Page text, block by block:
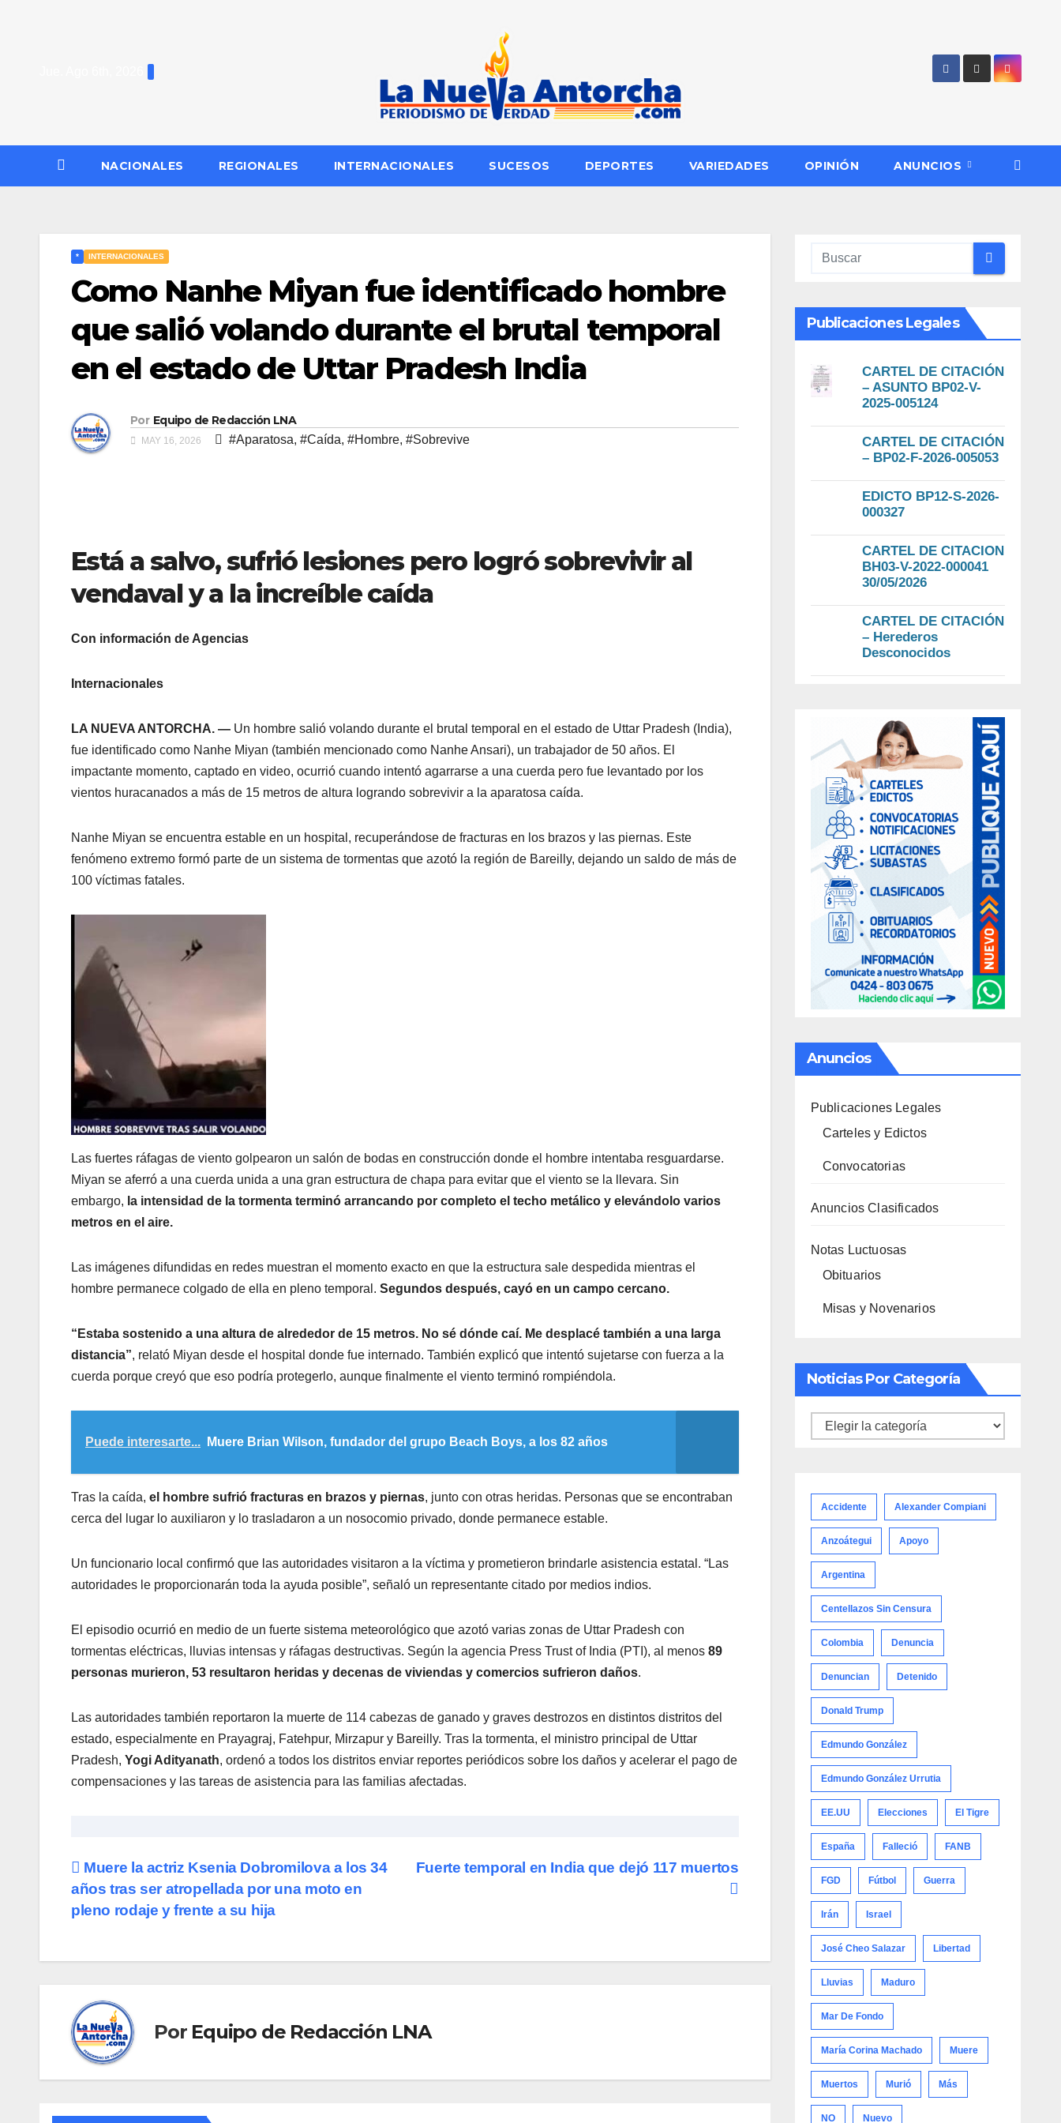
NACIONALES REGIONALES INTERNACIONALES SUCESOS DEPORTES VARIEDADES OPINIÓN ANUNCIOS
* INTERNACIONALES
Como Nanhe Miyan fue identificado hombre
que salió volando durante el brutal temporal
en el estado de Uttar Pradesh India
Por Equipo de Redacción LNA
MAY 16, 2026 #Aparatosa, #Caída, #Hombre, #Sobrevive
Está a salvo, sufrió lesiones pero logró sobrevivir al
vendaval y a la increíble caída
Con información de Agencias
Internacionales
LA NUEVA ANTORCHA. — Un hombre salió volando durante el brutal temporal en el estado de Uttar Pradesh (India),
fue identificado como Nanhe Miyan (también mencionado como Nanhe Ansari), un trabajador de 50 años. El
impactante momento, captado en video, ocurrió cuando intentó agarrarse a una cuerda pero fue levantado por los
vientos huracanados a más de 15 metros de altura logrando sobrevivir a la aparatosa caída.
Nanhe Miyan se encuentra estable en un hospital, recuperándose de fracturas en los brazos y las piernas. Este
fenómeno extremo formó parte de un sistema de tormentas que azotó la región de Bareilly, dejando un saldo de más de
100 víctimas fatales.
Las fuertes ráfagas de viento golpearon un salón de bodas en construcción donde el hombre intentaba resguardarse.
Miyan se aferró a una cuerda unida a una gran estructura de chapa para evitar que el viento se la llevara. Sin
embargo, la intensidad de la tormenta terminó arrancando por completo el techo metálico y elevándolo varios
metros en el aire.
Las imágenes difundidas en redes muestran el momento exacto en que la estructura sale despedida mientras el
hombre permanece colgado de ella en pleno temporal. Segundos después, cayó en un campo cercano.
“Estaba sostenido a una altura de alrededor de 15 metros. No sé dónde caí. Me desplacé también a una larga
distancia”, relató Miyan desde el hospital donde fue internado. También explicó que intentó sujetarse con fuerza a la
cuerda porque creyó que eso podría protegerlo, aunque finalmente el viento terminó rompiéndola.
Puede interesarte... Muere Brian Wilson, fundador del grupo Beach Boys, a los 82 años
Tras la caída, el hombre sufrió fracturas en brazos y piernas, junto con otras heridas. Personas que se encontraban
cerca del lugar lo auxiliaron y lo trasladaron a un nosocomio privado, donde permanece estable.
Un funcionario local confirmó que las autoridades visitaron a la víctima y prometieron brindarle asistencia estatal. “Las
autoridades le proporcionarán toda la ayuda posible”, señaló un representante citado por medios indios.
El episodio ocurrió en medio de un fuerte sistema meteorológico que azotó varias zonas de Uttar Pradesh con
tormentas eléctricas, lluvias intensas y ráfagas destructivas. Según la agencia Press Trust of India (PTI), al menos 89
personas murieron, 53 resultaron heridas y decenas de viviendas y comercios sufrieron daños.
Las autoridades también reportaron la muerte de 114 cabezas de ganado y graves destrozos en distintos distritos del
estado, especialmente en Prayagraj, Fatehpur, Mirzapur y Bareilly. Tras la tormenta, el ministro principal de Uttar
Pradesh, Yogi Adityanath, ordenó a todos los distritos enviar reportes periódicos sobre los daños y acelerar el pago de
compensaciones y las tareas de asistencia para las familias afectadas.
Navegación
de
Fuerte temporal en India que dejó 117 muertos
Muere la actriz Ksenia Dobromilova a los 34
años tras ser atropellada por una moto en
pleno rodaje y frente a su hija
Por Equipo de Redacción LNA
Publicaciones Legales
CARTEL DE CITACIÓN
– ASUNTO BP02-V-
2025-005124
CARTEL DE CITACIÓN
– BP02-F-2026-005053
EDICTO BP12-S-2026-
000327
CARTEL DE CITACION
BH03-V-2022-000041
30/05/2026
CARTEL DE CITACIÓN
– Herederos
Desconocidos
Anuncios
Publicaciones Legales
Carteles y Edictos
Convocatorias
Anuncios Clasificados
Notas Luctuosas
Obituarios
Misas y Novenarios
Noticias Por Categoría
Noticias
Accidente Alexander Compiani
Anzoátegui Apoyo
Argentina
Centellazos Sin Censura
Colombia Denuncia
Denuncian Detenido
Donald Trump
Edmundo González
Edmundo González Urrutia
EE.UU Elecciones El Tigre
España Falleció FANB
FGD Fútbol Guerra
Irán Israel
José Cheo Salazar Libertad
Lluvias Maduro
Mar De Fondo
María Corina Machado Muere
Muertos Murió Más
NO Nuevo